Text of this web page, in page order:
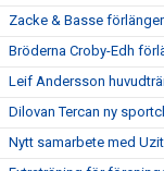
Zacke & Basse
Bröderna Croby-Edh
Leif Andersson
Dilovan Tercan ny
Nytt samarbete med